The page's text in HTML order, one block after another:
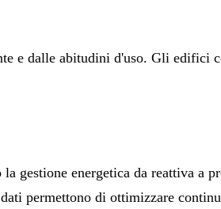
e dalle abitudini d'uso. Gli edifici
gestione energetica da reattiva
permettono di ottimizzare